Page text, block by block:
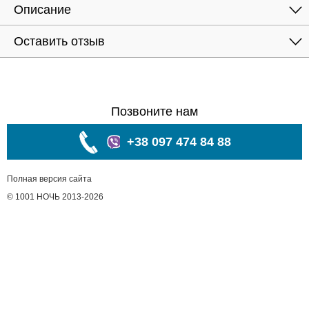
Описание
Оставить отзыв
Позвоните нам
+38 097 474 84 88
Полная версия сайта
© 1001 НОЧЬ 2013-2026